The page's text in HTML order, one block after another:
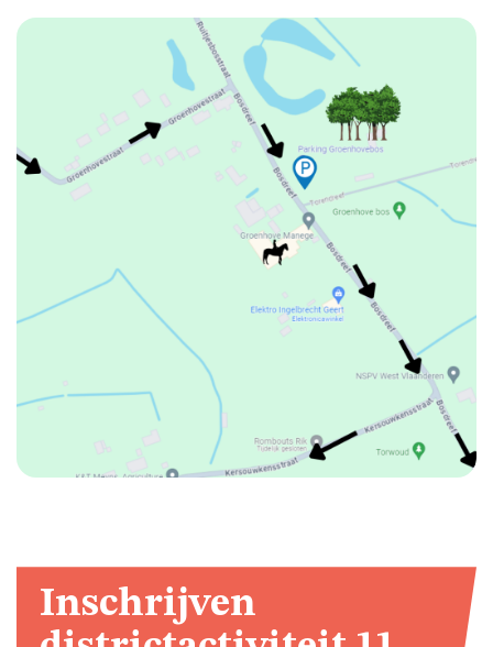
LOKAAL
SCOUTS
KORTEMARK
VOORWAARDEN
Inschrijven